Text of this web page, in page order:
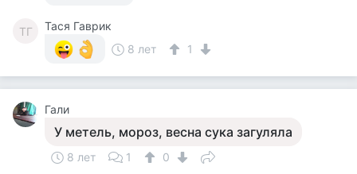
ТГ
Тася Гаврик
8 лет
1
Гали
У метель, мороз, весна сука загуляла
8 лет 1 0